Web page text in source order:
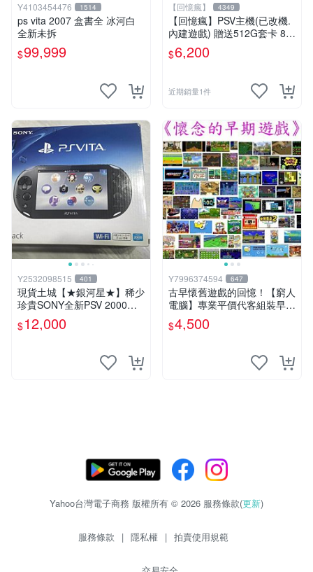
Y4103454476 1514
ps vita 2007 盒書全 冰河白
全新未拆
$99,999
【回憶瘋】 4349
【回憶瘋】PSV主機(已改機.
內建遊戲) 贈送512G套卡 8成
5新 1000型
$6,200
近期銷量1件
Y2532098515 401
現貨土城【★銀河星★】稀少
珍貴SONY全新PSV 2000主
機.可轉換中文.全新PSV未使
用
$12,000
Y7996374594 647
古早懷舊遊戲的回憶！【窮人
電腦】專業平價代客組裝早期
Windows98/95/DOS遊戲機--
-專業首選！
$4,500
Yahoo台灣電子商務 版權所有 © 2026 服務條款(更新)
服務條款 | 隱私權 | 拍賣使用規範